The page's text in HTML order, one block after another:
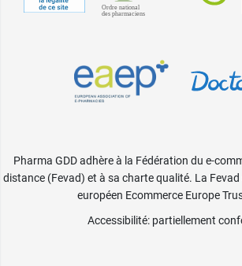
Pharma GDD adhère à la Fédération du e-
distance (Fevad) et à sa charte qualité. La
européen Ecommerce Europe
Accessibilité: partiellement